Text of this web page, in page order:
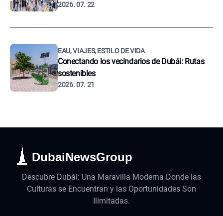
2026. 07. 22
EAU, VIAJES, ESTILO DE VIDA
Conectando los vecindarios de Dubái: Rutas
sostenibles
2026. 07. 21
DubaiNewsGroup
Descubre Dubái: Una Maravilla Moderna Donde las
Culturas se Encuentran y las Oportunidades Son
Ilimitadas.